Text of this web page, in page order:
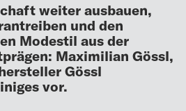
weiter ausbauen,
und den
Modestil aus der
Maximilian Gössl,
Gössl
vor.